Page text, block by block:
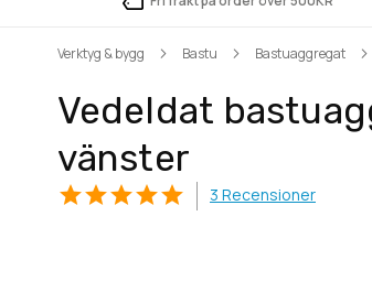
Verktyg & bygg Bastu Bastuaggregat
Vedeldat
vänster
3 Recensioner